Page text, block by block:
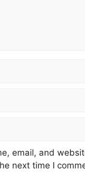
email, and
next time I